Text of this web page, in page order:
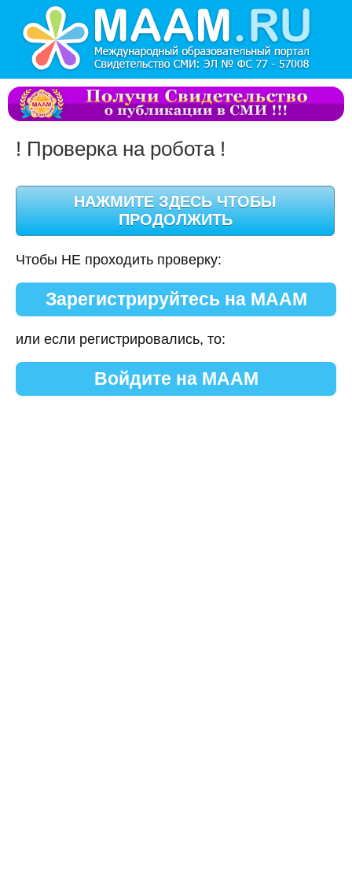
! Проверка на робота !
Чтобы НЕ проходить проверку:
Зарегистрируйтесь на МААМ
или если регистрировались, то:
Войдите на МААМ